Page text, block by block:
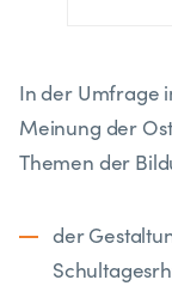
In der Umfrage
Meinung der
Themen der
der